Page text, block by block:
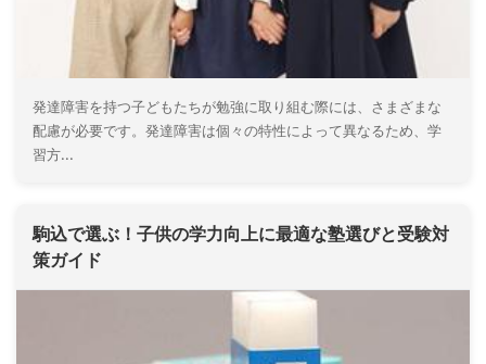
発達障害を持つ子どもたちが勉強に取り組む際には、さまざまな
配慮が必要です。発達障害は個々の特性によって異なるため、学
習方...
駒込で選ぶ！子供の学力向上に最適な塾選びと受験対
策ガイド